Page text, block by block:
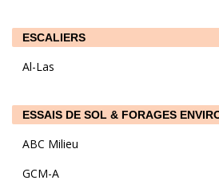
ESCALIERS
Al-Las
ESSAIS DE SOL & FORAGES
ABC Milieu
GCM-A